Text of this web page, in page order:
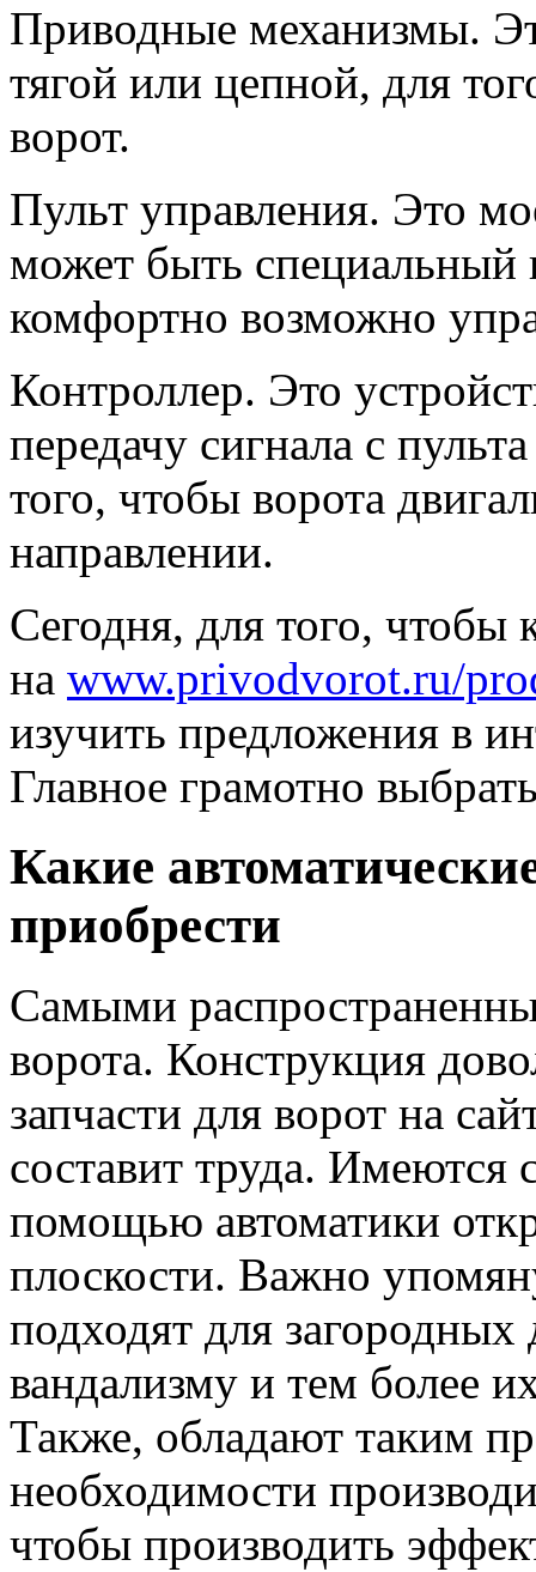
Приводные механизмы.
тягой или цепной, для
ворот.
Пульт управления. Это
может быть специальный
комфортно возможно
Контроллер. Это
передачу сигнала с
того, чтобы ворота
направлении.
Сегодня, для того, чтобы
на www.privodvorot.ru/
изучить предложения в
Главное грамотно
Какие
приобрести
Самыми
ворота. Конструкция
запчасти для ворот на
составит труда. Имеются
помощью автоматики
плоскости. Важно
подходят для
вандализму и тем более
Также, обладают таким
необходимости
чтобы производить